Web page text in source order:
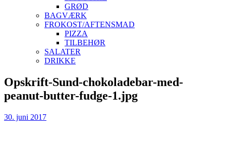
GRØD
BAGVÆRK
FROKOST/AFTENSMAD
PIZZA
TILBEHØR
SALATER
DRIKKE
Skip
to
content
Opskrift-Sund-chokoladebar-med-
peanut-butter-fudge-1.jpg
30. juni 2017